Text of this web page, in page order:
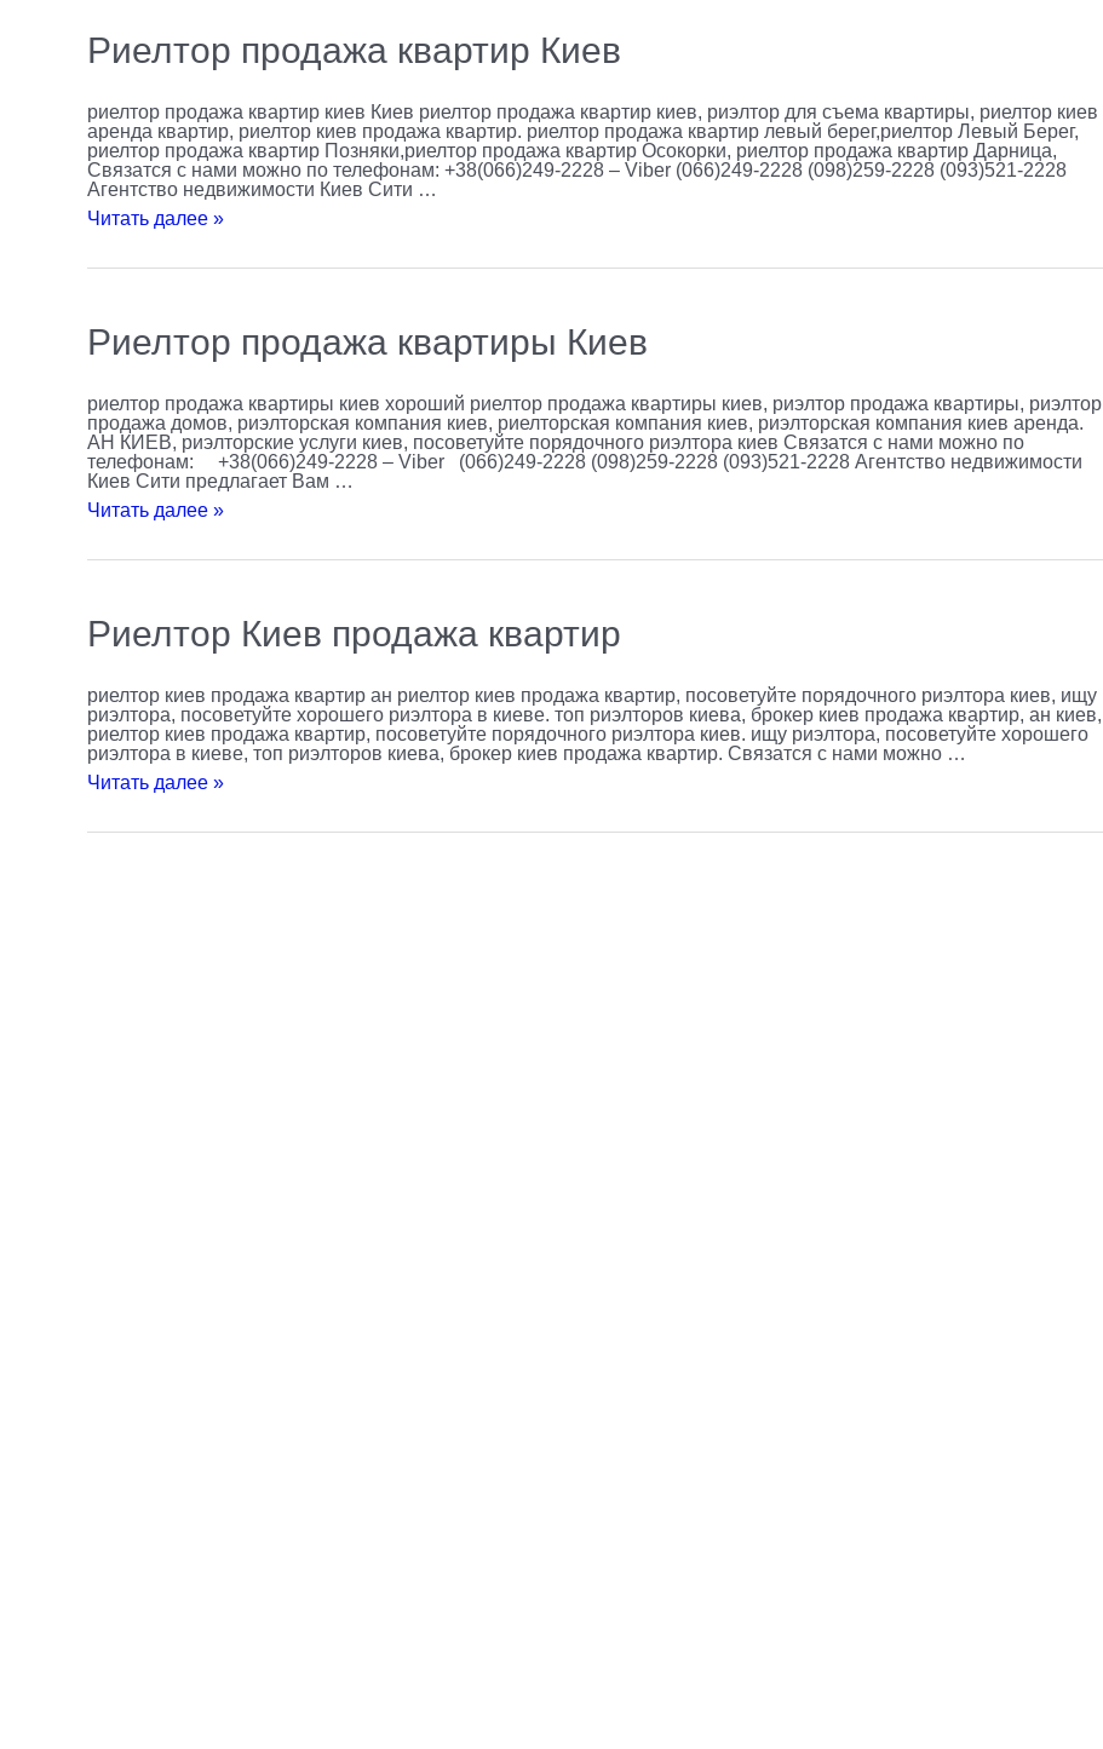
Риелтор продажа квартир Киев
риелтор продажа квартир киев Киев риелтор продажа квартир киев, риэлтор для съема квартиры, риелтор киев
аренда квартир, риелтор киев продажа квартир. риелтор продажа квартир левый берег,риелтор Левый Берег,
риелтор продажа квартир Позняки,риелтор продажа квартир Осокорки, риелтор продажа квартир Дарница,
Связатся с нами можно по телефонам: +38(066)249-2228 – Viber (066)249-2228 (098)259-2228 (093)521-2228
Агентство недвижимости Киев Сити …
Риелтор
продажа
Читать далее »
Риелтор продажа квартиры Киев
риелтор продажа квартиры киев хороший риелтор продажа квартиры киев, риэлтор продажа квартиры, риэлтор
продажа домов, риэлторская компания киев, риелторская компания киев, риэлторская компания киев аренда.
АН КИЕВ, риэлторские услуги киев, посоветуйте порядочного риэлтора киев Связатся с нами можно по
телефонам: +38(066)249-2228 – Viber (066)249-2228 (098)259-2228 (093)521-2228 Агентство недвижимости
Киев Сити предлагает Вам …
Риелтор
продажа
Читать далее »
Риелтор Киев продажа квартир
риелтор киев продажа квартир ан риелтор киев продажа квартир, посоветуйте порядочного риэлтора киев, ищу
риэлтора, посоветуйте хорошего риэлтора в киеве. топ риэлторов киева, брокер киев продажа квартир, ан киев,
риелтор киев продажа квартир, посоветуйте порядочного риэлтора киев. ищу риэлтора, посоветуйте хорошего
риэлтора в киеве, топ риэлторов киева, брокер киев продажа квартир. Связатся с нами можно …
Риелтор
Киев
Читать далее »